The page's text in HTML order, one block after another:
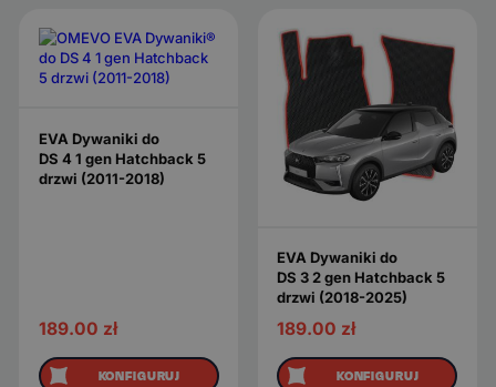
EVA Dywaniki do
DS 4 1 gen Hatchback 5
drzwi (2011-2018)
189.00 zł
KONFIGURUJ
EVA Dywaniki do
DS 3 2 gen Hatchback 5
drzwi (2018-2025)
189.00 zł
KONFIGURUJ